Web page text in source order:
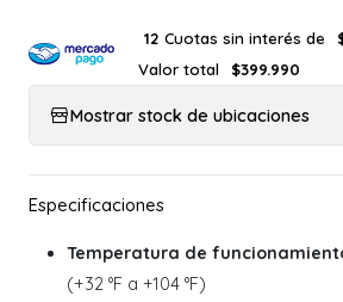
12 Cuotas sin interés de
Valor total
$399.990
Mostrar stock de ubicaciones
Temperatura de
(+32 °F a +104 °F)